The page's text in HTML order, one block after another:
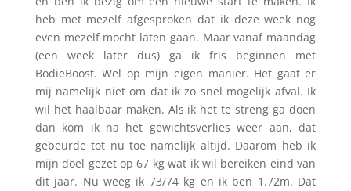
heb met mezelf afgesproken dat ik deze week nog
even mezelf mocht laten gaan. Maar vanaf maandag
(een week later dus) ga ik fris beginnen met
BodieBoost. Wel op mijn eigen manier. Het gaat er
mij namelijk niet om dat ik zo snel mogelijk afval. Ik
wil het haalbaar maken. Als ik het te streng ga doen
dan kom ik na het gewichtsverlies weer aan, dat
gebeurde tot nu toe namelijk altijd. Daarom heb ik
mijn doel gezet op 67 kg wat ik wil bereiken eind van
dit jaar. Nu weeg ik 73/74 kg en ik ben 1.72m. Dat